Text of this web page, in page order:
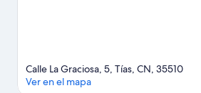
Calle La Graciosa, 5, Tías, CN, 35510
Ver en el mapa